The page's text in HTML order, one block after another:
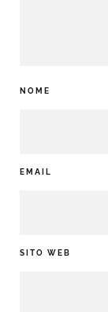
NOME
EMAIL
SITO WEB